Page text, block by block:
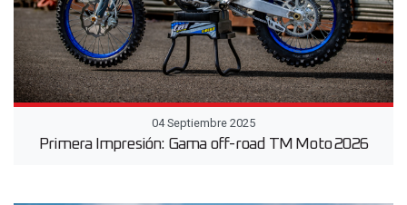
04 Septiembre 2025
Primera Impresión: Gama off-road TM Moto 2026